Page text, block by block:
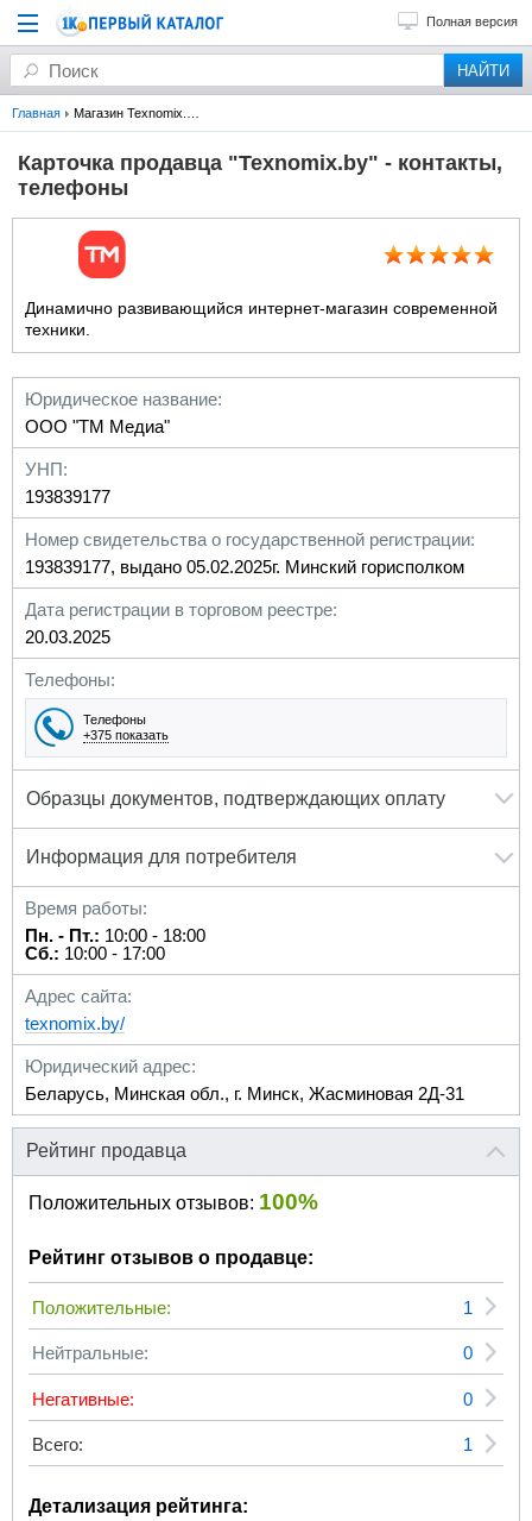
Полная версия
Главная
Карточка продавца "Texnomix.by" - контакты,
телефоны
Динамично развивающийся интернет-магазин современной
техники.
Юридическое название:
ООО "ТМ Медиа"
УНП:
193839177
Номер свидетельства о государственной регистрации:
193839177, выдано 05.02.2025г. Минский горисполком
Дата регистрации в торговом реестре:
20.03.2025
Телефоны:
Телефоны
+375 показать
Образцы документов, подтверждающих оплату
Информация для потребителя
Время работы:
Пн. - Пт.: 10:00 - 18:00
Сб.: 10:00 - 17:00
Адрес сайта:
texnomix.by/
Юридический адрес:
Беларусь, Минская обл., г. Минск, Жасминовая 2Д-31
Рейтинг продавца
Положительных отзывов: 100%
Рейтинг отзывов о продавце:
Положительные: 1
Нейтральные: 0
Негативные: 0
Всего: 1
Детализация рейтинга: